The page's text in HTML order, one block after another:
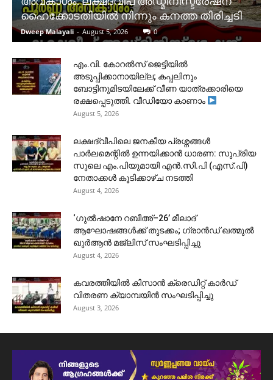
ഹൈക്കോടതിയിൽ നിന്നും കനത്ത തിരിച്ചടി
Dweep Malayali - August 5, 2026 0
​എം.വി. കോറൽസ് ജെട്ടിയിൽ
അടുപ്പിക്കാനായില്ല; കപ്പലിനും
ബോട്ടിനുമിടയിലേക്ക് വീണ യാത്രക്കാരിയെ
രക്ഷപ്പെടുത്തി. വീഡിയോ കാണാം
August 5, 2026
ലക്ഷദ്വീപിലെ ജനകീയ പ്രശ്നങ്ങൾ
പാർലമെന്റിൽ ഉന്നയിക്കാൻ ധാരണ: സുപ്രിയ
സുലെ എം.പിയുമായി എൻ.സി.പി (എസ്.പി)
നേതാക്കൾ കൂടിക്കാഴ്ച നടത്തി
August 4, 2026
‘ഗുൽഷാനേ റബീഅ്–26’ മീലാദ്
ആഘോഷങ്ങൾക്ക് തുടക്കം; ഗ്രാൻഡ് ഖത്മുൽ
ഖുർആൻ മജ്‌ലിസ് സംഘടിപ്പിച്ചു
August 4, 2026
കവരത്തിയിൽ കിസാൻ ക്രെഡിറ്റ് കാർഡ്
വിതരണ ക്യാമ്പയിൻ സംഘടിപ്പിച്ചു
August 3, 2026